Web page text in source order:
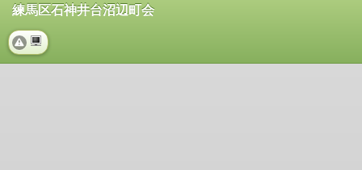
練馬区石神井台沼辺町会